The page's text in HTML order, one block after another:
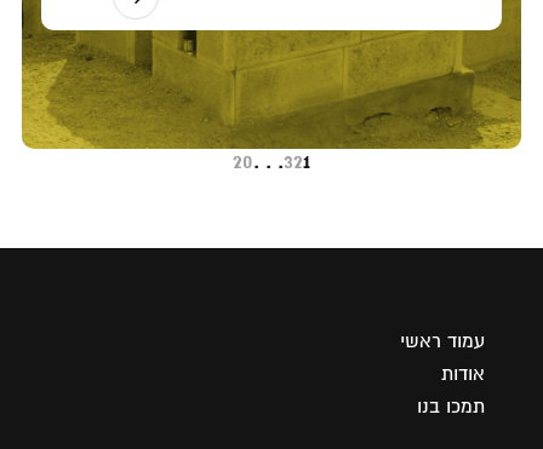
1
2
3
. . .
20
עמוד ראשי
אודות
תמכו בנו